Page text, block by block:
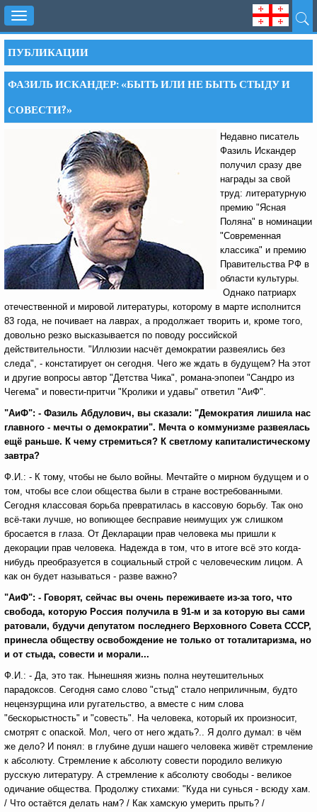
Toggle
navigation
ПУБЛИКАЦИИ
ФАЗИЛЬ ИСКАНДЕР: «БЫТЬ ИЛИ НЕ БЫТЬ СТЫДУ И
СОВЕСТИ?»
Недавно писатель
Фазиль Искандер
получил сразу две
награды за свой
труд: литературную
премию "Ясная
Поляна" в номинации
"Современная
классика" и премию
Правительства РФ в
области культуры.
Однако патриарх
отечественной и мировой литературы, которому в марте исполнится
83 года, не почивает на лаврах, а продолжает творить и, кроме того,
довольно резко высказывается по поводу российской
действительности. "Иллюзии насчёт демократии развеялись без
следа", - констатирует он сегодня. Чего же ждать в будущем? На этот
и другие вопросы автор "Детства Чика", романа-эпопеи "Сандро из
Чегема" и повести-притчи "Кролики и удавы" ответил "АиФ".
"АиФ": - Фазиль Абдулович, вы сказали: "Демократия лишила нас
главного - мечты о демократии". Мечта о коммунизме развеялась
ещё раньше. К чему стремиться? К светлому капиталистическому
завтра?
Ф.И.: - К тому, чтобы не было войны. Мечтайте о мирном будущем и о
том, чтобы все слои общества были в стране востребованными.
Сегодня классовая борьба превратилась в кассовую борьбу. Так оно
всё-таки лучше, но вопиющее бесправие неимущих уж слишком
бросается в глаза. От Декларации прав человека мы пришли к
декорации прав человека. Надежда в том, что в итоге всё это когда-
нибудь преобразуется в социальный строй с человеческим лицом. А
как он будет называться - разве важно?
"АиФ": - Говорят, сейчас вы очень переживаете из-за того, что
свобода, которую Россия получила в 91-м и за которую вы сами
ратовали, будучи депутатом последнего Верховного Совета СССР,
принесла обществу освобождение не только от тоталитаризма, но
и от стыда, совести и морали...
Ф.И.: - Да, это так. Нынешняя жизнь полна неутешительных
парадоксов. Сегодня само слово "стыд" стало неприличным, будто
нецензурщина или ругательство, а вместе с ним слова
"бескорыстность" и "совесть". На человека, который их произносит,
смотрят с опаской. Мол, чего от него ждать?.. Я долго думал: в чём
же дело? И понял: в глубине души нашего человека живёт стремление
к абсолюту. Стремление к абсолюту совести породило великую
русскую литературу. А стремление к абсолюту свободы - великое
одичание общества. Продолжу стихами: "Куда ни сунься - всюду хам.
/ Что остаётся делать нам? / Как хамскую умерить прыть? /